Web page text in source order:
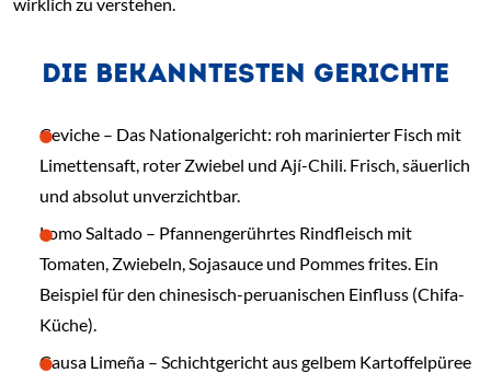
DIE BEKANNTESTEN GERICHTE
Ceviche – Das Nationalgericht: roh marinierter Fisch mit
Limettensaft, roter Zwiebel und Ají-Chili. Frisch, säuerlich
und absolut unverzichtbar.
Lomo Saltado – Pfannengerührtes Rindfleisch mit
Tomaten, Zwiebeln, Sojasauce und Pommes frites. Ein
Beispiel für den chinesisch-peruanischen Einfluss (Chifa-
Küche).
Causa Limeña – Schichtgericht aus gelbem Kartoffelpüree